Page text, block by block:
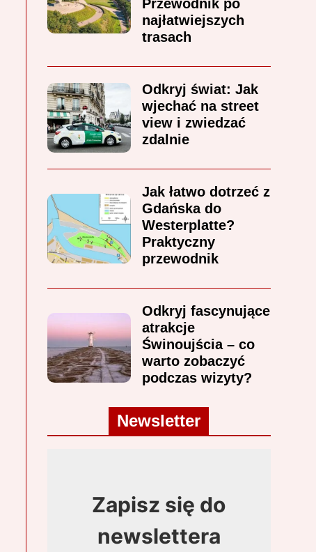
Przewodnik po
najłatwiejszych
trasach
Odkryj świat: Jak
wjechać na street
view i zwiedzać
zdalnie
Jak łatwo dotrzeć z
Gdańska do
Westerplatte?
Praktyczny
przewodnik
Odkryj fascynujące
atrakcje
Świnoujścia – co
warto zobaczyć
podczas wizyty?
Newsletter
Zapisz się do
newslettera